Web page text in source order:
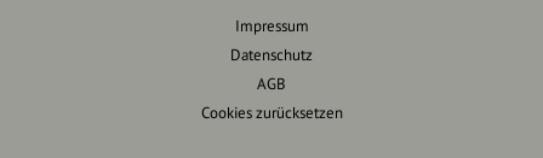
Impressum
Datenschutz
AGB
Cookies zurücksetzen